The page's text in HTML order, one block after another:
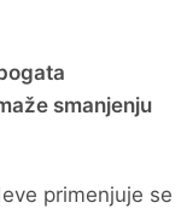
smanjenju
primenjuje se